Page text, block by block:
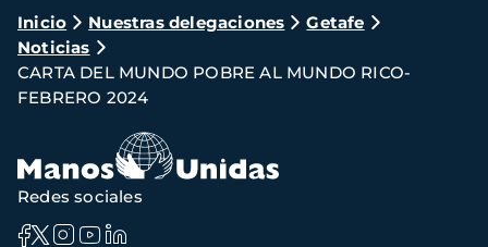
Ruta
de
navegación
Inicio Nuestras delegaciones
Getafe
Noticias
CARTA DEL MUNDO POBRE AL MUNDO RICO-
FEBRERO 2024
Redes sociales